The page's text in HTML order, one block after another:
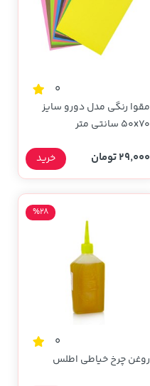
0
مقوا رنگی مدل دورو سایز
50x70 سانتی متر
29,000 تومان خرید
0
روغن چرخ خیاطی اطلس
%28